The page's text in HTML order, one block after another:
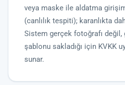
veya maske ile aldatma
(canlılık tespiti); karanlıkta
Sistem gerçek fotoğrafı değil,
şablonu sakladığı için KVKK
sunar.